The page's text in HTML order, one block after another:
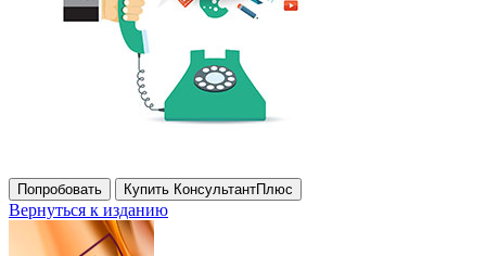
Попробовать Купить КонсультантПлюс
Вернуться к изданию